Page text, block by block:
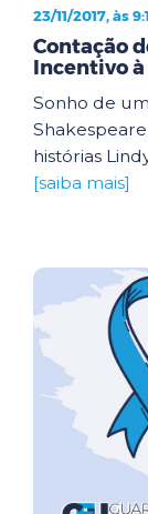
23/11/2017, às
Contação
Incentivo
Sonho de
histórias
[saiba mais]